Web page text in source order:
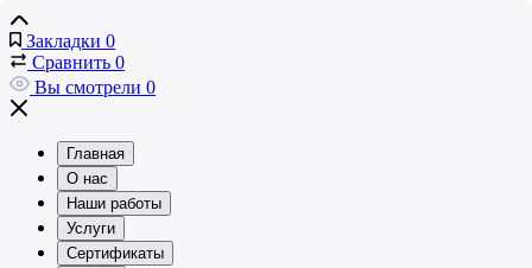
Закладки 0
Сравнить 0
Вы смотрели 0
Главная
О нас
Наши работы
Услуги
Сертификаты